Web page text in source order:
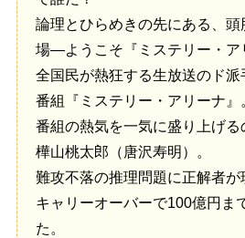
論理とひらめきの先にある、
場―ようこそ『ミステリー・ア
全国民が熱狂する生放送のド
番組『ミステリー・アリーナ』
番組の熱気を一気に盛り上げる
樺山桃太郎（唐沢寿明）。
難攻不落の推理問題に正解者が
キャリーオーバーで100億円ま
た。